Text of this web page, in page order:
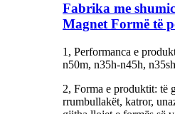
Fabrika me
Magnet Formë të
1, Performanca e
n50m, n35h-n45h,
2, Forma e produktit: të
rrumbullakët, katror,